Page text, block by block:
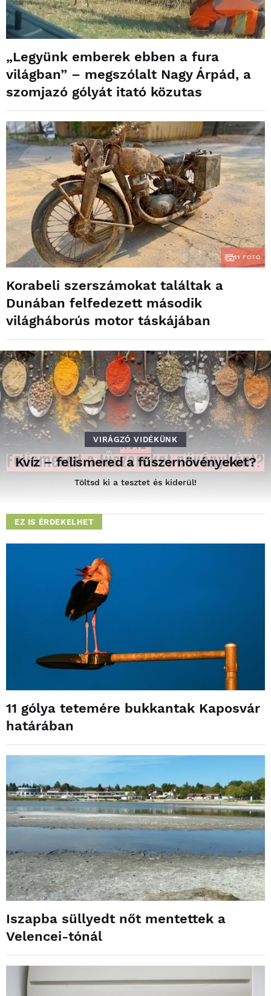
„Legyünk emberek ebben a fura
világban” – megszólalt Nagy Árpád, a
szomjazó gólyát itató közutas
11 FOTÓ
Korabeli szerszámokat találtak a
Dunában felfedezett második
világháborús motor táskájában
VIRÁGZÓ VIDÉKÜNK
Kvíz – felismered a fűszernövényeket?
Töltsd ki a tesztet és kiderül!
EZ IS ÉRDEKELHET
11 gólya tetemére bukkantak Kaposvár
határában
Iszapba süllyedt nőt mentettek a
Velencei-tónál